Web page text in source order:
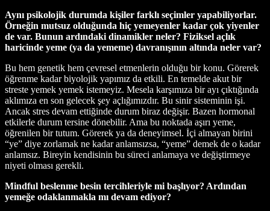
Aynı psikolojik durumda kişiler farklı seçimler yapabiliyorlar.
Örneğin mutsuz olduğunda hiç yemeyenler kadar çok yiyenler
de var. Bunun ardındaki dinamikler neler? Fiziksel açlık
haricinde yeme (ya da yememe) davranışının altında neler var?
Bu hem genetik hem çevresel etmenlerin olduğu bir konu. Görerek
öğrenme kadar biyolojik yapımız da etkili. En temelde akut bir
streste yemek yemek istemeyiz. Mesela karşımıza bir ayı çıktığında
aklımıza en son gelecek şey açlığımızdır. Bu sinir sisteminin işi.
Ancak stres devam ettiğinde durum biraz değişir. Bazen hormonal
etkilerle durum tersine dönebilir. Ama bu noktada aşırı yeme,
öğrenilen bir tutum. Görerek ya da deneyimsel. İçi almayan birini
“ye” diye zorlamak ne kadar anlamsızsa, “yeme” demek de o kadar
anlamsız. Bireyin kendisinin bu süreci anlamaya ve değiştirmeye
niyeti olması gerekli.
Mindful beslenme besin tercihleriyle mi başlıyor? Ardından
yemeğe odaklanmakla mı devam ediyor?